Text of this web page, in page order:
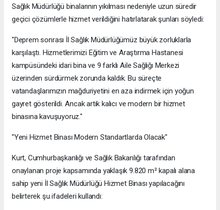
Sağlık Müdürlüğü binalarının yıkılması nedeniyle uzun süredir
geçici çözümlerle hizmet verildiğini hatırlatarak şunları söyledi:
"Deprem sonrası İl Sağlık Müdürlüğümüz büyük zorluklarla
karşılaştı. Hizmetlerimizi Eğitim ve Araştırma Hastanesi
kampüsündeki idari bina ve 9 farklı Aile Sağlığı Merkezi
üzerinden sürdürmek zorunda kaldık. Bu süreçte
vatandaşlarımızın mağduriyetini en aza indirmek için yoğun
gayret gösterildi. Ancak artık kalıcı ve modern bir hizmet
binasına kavuşuyoruz."
"Yeni Hizmet Binası Modern Standartlarda Olacak"
Kurt, Cumhurbaşkanlığı ve Sağlık Bakanlığı tarafından
onaylanan proje kapsamında yaklaşık 9.820 m² kapalı alana
sahip yeni İl Sağlık Müdürlüğü Hizmet Binası yapılacağını
belirterek şu ifadeleri kullandı: